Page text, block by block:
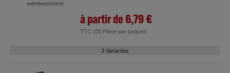
à partir de 6,79 €
TTC (50 Pièce par paquet)
3 Variantes